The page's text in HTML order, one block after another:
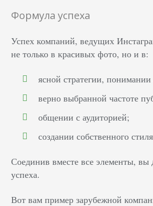
Формула успеха
Успех компаний, ведущих
не только в красивых фото, но и в:
ясной стратегии,
верно выбранной частоте
общении с аудиторией;
создании собственного
Соединив вместе все элементы, вы
успеха.
Вот вам пример зарубежной